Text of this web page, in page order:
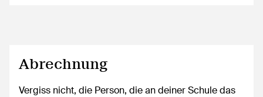
Abrechnung
Vergiss nicht, die Person, die an deiner Schule das